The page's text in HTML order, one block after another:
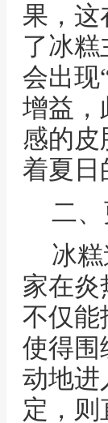
果，这
了冰
会出现
增益，
感的皮
着夏日
二
冰
家在炎
不仅能
使得围
动地进
定，